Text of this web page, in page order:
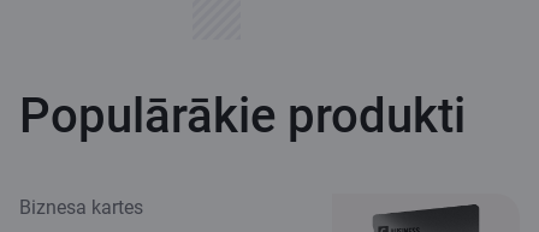
Populārākie produkti
Biznesa kartes